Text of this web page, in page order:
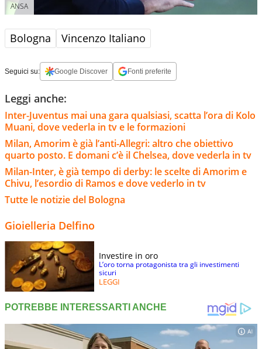
ANSA
Bologna Vincenzo Italiano
Seguici su: Google Discover Fonti preferite
Leggi anche:
Inter-Juventus mai una gara qualsiasi, scatta l’ora di Kolo
Muani, dove vederla in tv e le formazioni
Milan, Amorim è già l’anti-Allegri: altro che obiettivo
quarto posto. E domani c’è il Chelsea, dove vederla in tv
Milan-Inter, è già tempo di derby: le scelte di Amorim e
Chivu, l’esordio di Ramos e dove vederlo in tv
Tutte le notizie del Bologna
Gioielleria Delfino
Investire in oro
L’oro torna protagonista tra gli investimenti
sicuri
LEGGI